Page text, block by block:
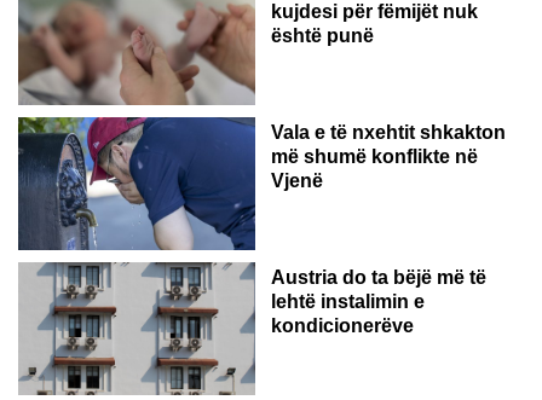
kujdesi për fëmijët nuk
është punë
Vala e të nxehtit shkakton
më shumë konflikte në
Vjenë
Austria do ta bëjë më të
lehtë instalimin e
kondicionerëve